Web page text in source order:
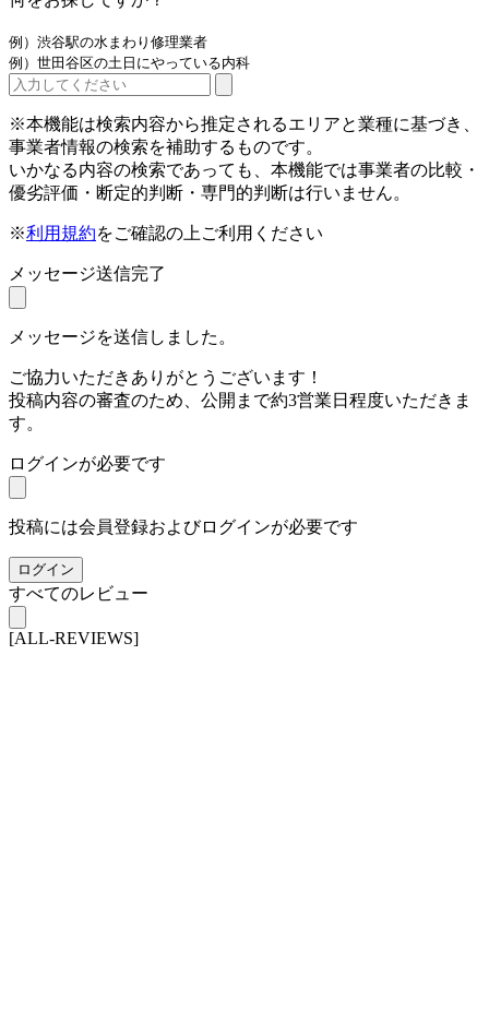
例）渋谷駅の水まわり修理業者
例）世田谷区の土日にやっている内科
※本機能は検索内容から推定されるエリアと業種に基づき、
事業者情報の検索を補助するものです。
いかなる内容の検索であっても、本機能では事業者の比較・
優劣評価・断定的判断・専門的判断は行いません。
※利用規約をご確認の上ご利用ください
メッセージ送信完了
メッセージを送信しました。
ご協力いただきありがとうございます！
投稿内容の審査のため、公開まで約3営業日程度いただきま
す。
ログインが必要です
投稿には会員登録およびログインが必要です
ログイン
すべてのレビュー
[ALL-REVIEWS]